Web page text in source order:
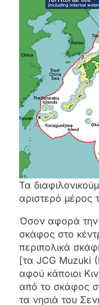
Τα
αριστερό μέρος
Όσον αφορά την
σκάφος στο
περιπολικά
[τα JCG Muzuki
αφού κάποιοι
από το σκάφος
τα νησιά του